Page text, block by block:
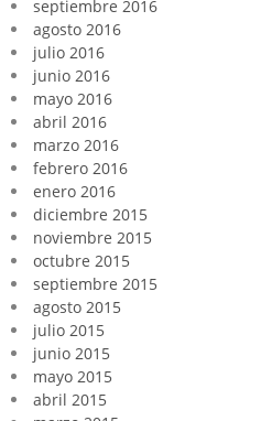
septiembre 2016
agosto 2016
julio 2016
junio 2016
mayo 2016
abril 2016
marzo 2016
febrero 2016
enero 2016
diciembre 2015
noviembre 2015
octubre 2015
septiembre 2015
agosto 2015
julio 2015
junio 2015
mayo 2015
abril 2015